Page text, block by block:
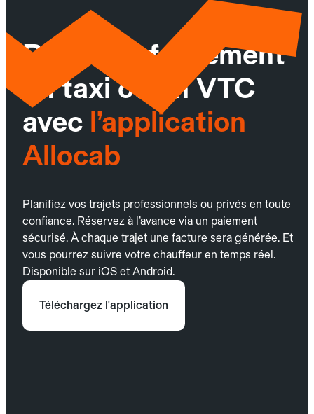
Réservez facilement
un taxi ou un VTC
avec l’application
Allocab
Planifiez vos trajets professionnels ou privés en toute
confiance. Réservez à l’avance via un paiement
sécurisé. À chaque trajet une facture sera générée. Et
vous pourrez suivre votre chauffeur en temps réel.
Disponible sur iOS et Android.
Téléchargez l'application